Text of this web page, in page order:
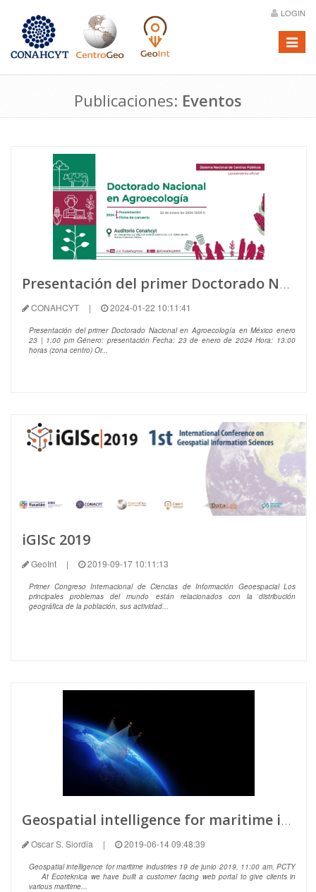
LOGIN
Menú
Publicaciones: Eventos
Presentación del primer Doctorado Nacional en Agroecología en México
CONAHCYT | 2024-01-22 10:11:41
Presentación del primer Doctorado Nacional en Agroecología en México enero
23 | 1:00 pm Género: presentación Fecha: 23 de enero de 2024 Hora: 13:00
horas (zona centro) Or...
iGISc 2019
GeoInt | 2019-09-17 10:11:13
Primer Congreso Internacional de Ciencias de Información Geoespacial Los
principales problemas del mundo están relacionados con la distribución
geográfica de la población, sus actividad...
Geospatial intelligence for maritime industries
Oscar S. Siordia | 2019-06-14 09:48:39
Geospatial intelligence for maritime industries 19 de junio 2019, 11:00 am, PCTY
At Ecoteknica we have built a customer facing web portal to give clients in
various maritime...